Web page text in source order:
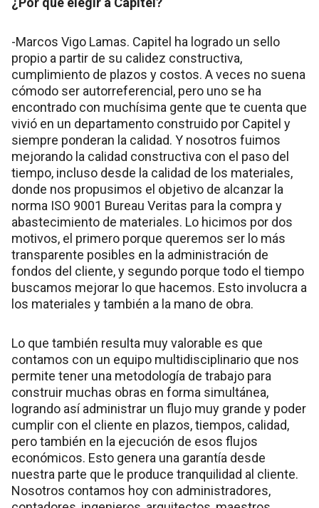
-Marcos Vigo Lamas. Capitel ha logrado un sello
propio a partir de su calidez constructiva,
cumplimiento de plazos y costos. A veces no suena
cómodo ser autorreferencial, pero uno se ha
encontrado con muchísima gente que te cuenta que
vivió en un departamento construido por Capitel y
siempre ponderan la calidad. Y nosotros fuimos
mejorando la calidad constructiva con el paso del
tiempo, incluso desde la calidad de los materiales,
donde nos propusimos el objetivo de alcanzar la
norma ISO 9001 Bureau Veritas para la compra y
abastecimiento de materiales. Lo hicimos por dos
motivos, el primero porque queremos ser lo más
transparente posibles en la administración de
fondos del cliente, y segundo porque todo el tiempo
buscamos mejorar lo que hacemos. Esto involucra a
los materiales y también a la mano de obra.
Lo que también resulta muy valorable es que
contamos con un equipo multidisciplinario que nos
permite tener una metodología de trabajo para
construir muchas obras en forma simultánea,
logrando así administrar un flujo muy grande y poder
cumplir con el cliente en plazos, tiempos, calidad,
pero también en la ejecución de esos flujos
económicos. Esto genera una garantía desde
nuestra parte que le produce tranquilidad al cliente.
Nosotros contamos hoy con administradores,